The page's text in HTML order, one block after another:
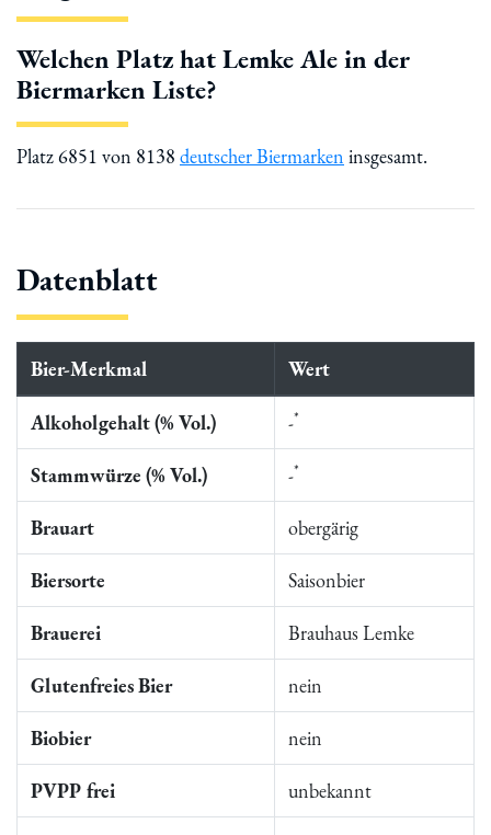
Welchen Platz hat Lemke Ale in der
Biermarken Liste?
Platz 6851 von 8138 deutscher Biermarken insgesamt.
Datenblatt
Bier-Merkmal Wert
Alkoholgehalt (% Vol.) -*
Stammwürze (% Vol.) -*
Brauart obergärig
Biersorte Saisonbier
Brauerei Brauhaus Lemke
Glutenfreies Bier nein
Biobier nein
PVPP frei unbekannt